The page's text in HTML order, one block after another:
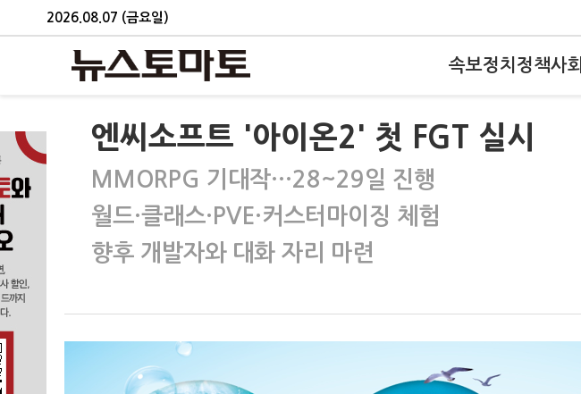
2026.08.07 (금요일)
속보정치 정책사회
엔씨소프트 '아이온2' 첫 FGT 실시
MMORPG 기대작…28~29일 진행
월드·클래스·PVE·커스터마이징 체험
향후 개발자와 대화 자리 마련